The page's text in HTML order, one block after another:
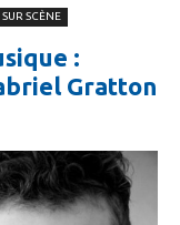
SUR SCÈNE
:
Gratton